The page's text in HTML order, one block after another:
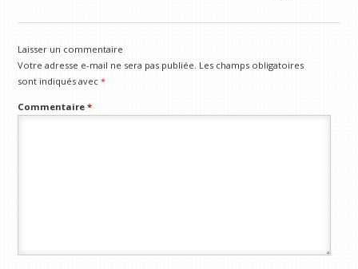
Laisser un commentaire
Votre adresse e-mail ne sera pas publiée. Les champs obligatoires
sont indiqués avec*
Commentaire*